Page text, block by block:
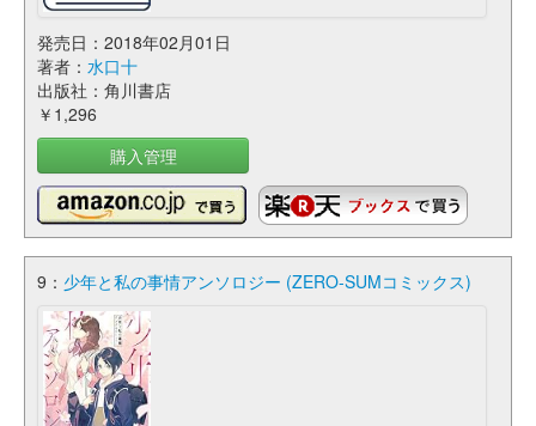
発売日：2018年02月01日
著者： 水口十
出版社：角川書店
￥1,296
購入管理
9： 少年と私の事情アンソロジー (ZERO-SUMコミックス)